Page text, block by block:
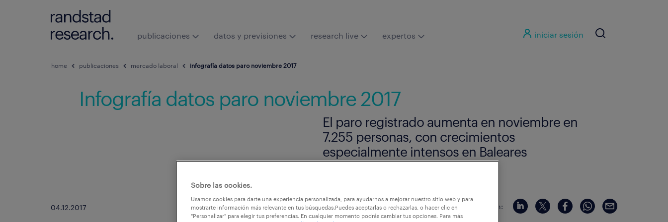
publicaciones datos y previsiones research live expertos iniciar sesión
home publicaciones mercado laboral infografía datos paro noviembre 2017
Infografía datos paro noviembre 2017
El paro registrado aumenta en noviembre en
7.255 personas, con crecimientos
especialmente intensos en Baleares
04.12.2017 compartir en:
Sobre las cookies.
Usamos cookies para darte una experiencia personalizada, para ayudarnos a mejorar nuestro sitio web y para
mostrarte información más relevante en tus búsquedas.Puedes aceptarlas o rechazarlas, o hacer clic en
"Personalizar" para elegir tus preferencias. En cualquier momento podrás cambiar tus opciones. Para más